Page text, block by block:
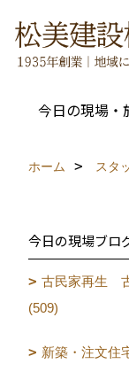
今日の現場・
ホーム スタ
今日の現場ブロ
古民家再生
(509)
新築・注文住